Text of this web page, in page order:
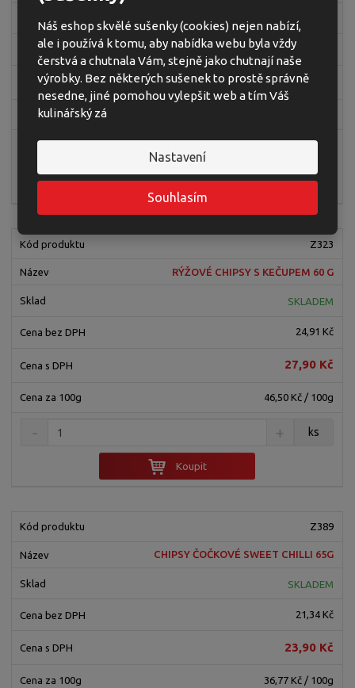
Náš eshop skvělé sušenky (cookies) nejen nabízí,
ale i používá k tomu, aby nabídka webu byla vždy
čerstvá a chutnala Vám, stejně jako chutnají naše
výrobky. Bez některých sušenek to prostě správně
nesedne, jiné pomohou vylepšit web a tím Váš
kulinářský zá
Nastavení
Souhlasím
SKLADEM
24,91 Kč
27,90 Kč
Koupit
Z323
RÝŽOVÉ CHIPSY S KEČUPEM 60 G
SKLADEM
24,91 Kč
27,90 Kč
46,50 Kč / 100g
ks
Koupit
Z389
CHIPSY ČOČKOVÉ SWEET CHILLI 65G
SKLADEM
21,34 Kč
23,90 Kč
36,77 Kč / 100g